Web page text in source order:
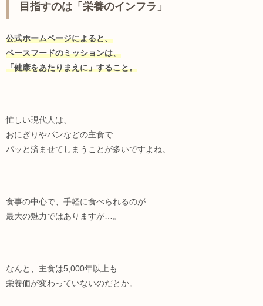
目指すのは「栄養のインフラ」
公式ホームページによると、
ベースフードのミッションは、
「健康をあたりまえに」すること。
忙しい現代人は、
おにぎりやパンなどの主食で
パッと済ませてしまうことが多いですよね。
食事の中心で、手軽に食べられるのが
最大の魅力ではありますが…。
なんと、主食は5,000年以上も
栄養価が変わっていないのだとか。